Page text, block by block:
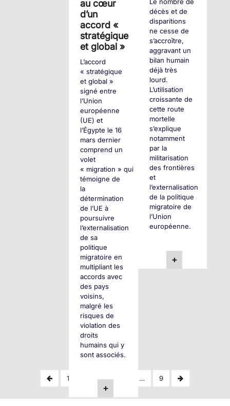
Le nombre de
décès et de
disparitions
ne cesse de
s’accroître,
aggravant un
bilan humain
déjà très
lourd.
L’utilisation
croissante de
cette route
mortelle
s’explique
notamment
par la
militarisation
des frontières
et
l’externalisation
de la politique
migratoire de
l’Union
européenne.
+
au cœur
d’un
accord «
stratégique
et global »
L’accord
« stratégique
et global »
signé entre
l’Union
européenne
(UE) et
l’Égypte le 16
mars dernier
comprend un
volet
« migration » qui
témoigne de
la
détermination
de l’UE à
poursuivre
l’externalisation
de sa
politique
migratoire en
multipliant les
accords avec
des pays
voisins,
malgré les
risques de
violation des
droits
humains qui y
sont associés.
+
Pagination
Previous
Page
1 3 … 9
Next
Page